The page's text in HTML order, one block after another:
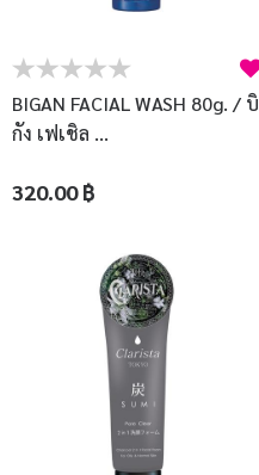
BIGAN FACIAL WASH 80g. / บิ
กัง เฟเชิล ...
320.00 ฿